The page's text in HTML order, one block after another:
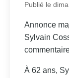
Publié le
Annonce
Sylvain
À 62 ans,